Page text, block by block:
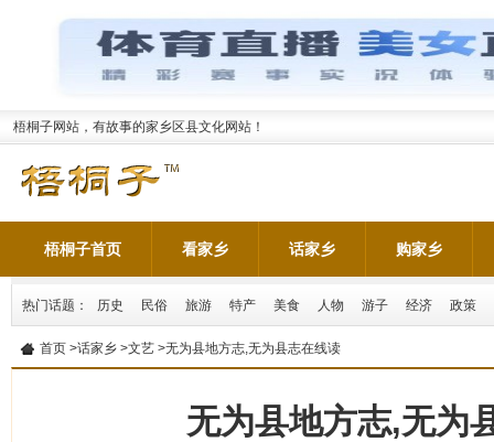
梧桐子网站，有故事的家乡区县文化网站！
梧桐子首页 看家乡 话家乡 购家乡
热门话题： 历史 民俗 旅游 特产 美食 人物 游子 经济 政策
首页 >话家乡 >文艺 >无为县地方志,无为县志在线读
无为县地方志,无为